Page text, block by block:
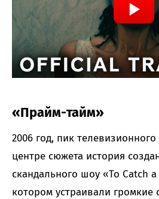
«Прайм-тайм»
2006 год, пик
центре сюжета история
скандального шоу «To Catch
котором устраивали громкие